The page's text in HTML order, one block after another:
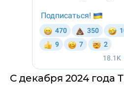
С декабря 2024 года